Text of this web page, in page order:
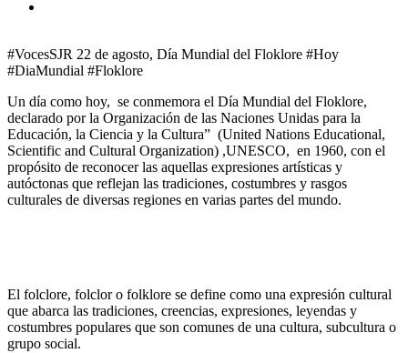
#VocesSJR 22 de agosto, Día Mundial del Floklore #Hoy
#DiaMundial #Floklore
Un día como hoy, se conmemora el Día Mundial del Floklore,
declarado por la Organización de las Naciones Unidas para la
Educación, la Ciencia y la Cultura” (United Nations Educational,
Scientific and Cultural Organization) ,UNESCO, en 1960, con el
propósito de reconocer las aquellas expresiones artísticas y
autóctonas que reflejan las tradiciones, costumbres y rasgos
culturales de diversas regiones en varias partes del mundo.
El folclore, folclor o folklore se define como una expresión cultural
que abarca las tradiciones, creencias, expresiones, leyendas y
costumbres populares que son comunes de una cultura, subcultura o
grupo social.